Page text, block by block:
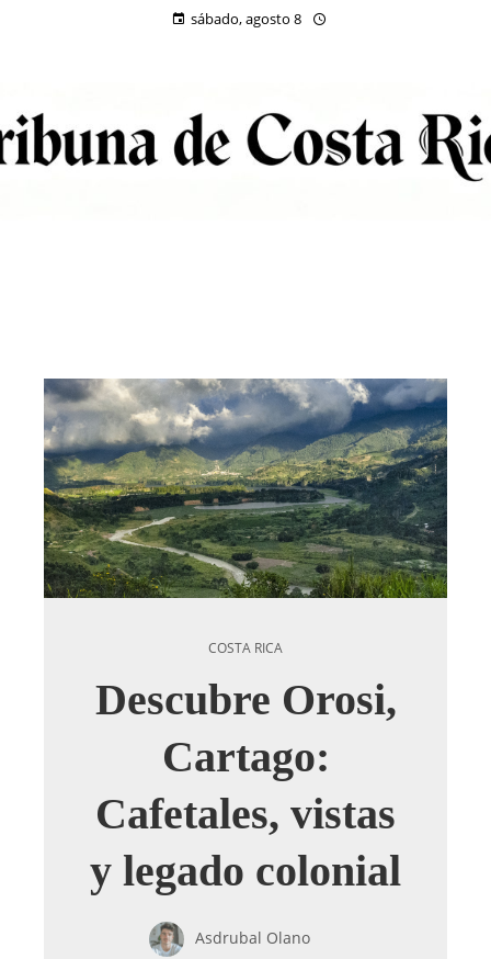
sábado, agosto 8
COSTA RICA
Descubre Orosi,
Cartago:
Cafetales, vistas
y legado colonial
Asdrubal Olano